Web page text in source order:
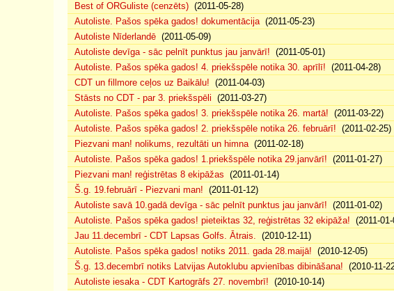
Best of ORGuliste (cenzēts) (2011-05-28)
Autoliste. Pašos spēka gados! dokumentācija(2011-05-23)
Autoliste Nīderlandē (2011-05-09)
Autoliste devīga - sāc pelnīt punktus jau janvārī! (2011-05-01)
Autoliste. Pašos spēka gados! 4. priekšspēle notika 30. aprīlī! (2011-04-28)
CDT un fillmore ceļos uz Baikālu! (2011-04-03)
Stāsts no CDT - par 3. priekšspēli (2011-03-27)
Autoliste. Pašos spēka gados! 3. priekšspēle notika 26. martā! (2011-03-22)
Autoliste. Pašos spēka gados! 2. priekšspēle notika 26. februārī! (2011-02-25)
Piezvani man! nolikums, rezultāti un himna(2011-02-18)
Autoliste. Pašos spēka gados! 1.priekšspēle notika 29.janvārī! (2011-01-27)
Piezvani man! reģistrētas 8 ekipāžas (2011-01-14)
Š.g. 19.februārī - Piezvani man! (2011-01-12)
Autoliste savā 10.gadā devīga - sāc pelnīt punktus jau janvārī! (2011-01-02)
Autoliste. Pašos spēka gados! pieteiktas 32, reģistrētas 32 ekipāža! (2011-
Jau 11.decembrī - CDT Lapsas Golfs. Ātrais. (2010-12-11)
Autoliste. Pašos spēka gados! notiks 2011. gada 28.maijā! (2010-12-05)
Š.g. 13.decembrī notiks Latvijas Autoklubu apvienības dibināšana! (2010-11-
Autoliste iesaka - CDT Kartogrāfs 27. novembrī! (2010-10-14)